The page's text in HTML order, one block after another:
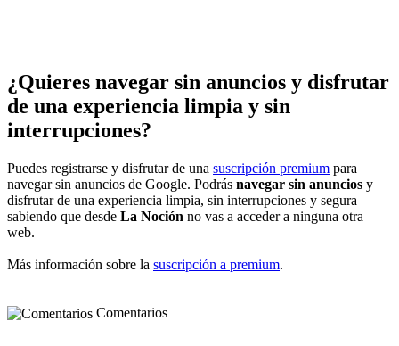
¿Quieres navegar sin anuncios y disfrutar
de una experiencia limpia y sin
interrupciones?
Puedes registrarse y disfrutar de una suscripción premium para
navegar sin anuncios de Google. Podrás navegar sin anuncios y
disfrutar de una experiencia limpia, sin interrupciones y segura
sabiendo que desde La Noción no vas a acceder a ninguna otra
web.
Más información sobre la suscripción a premium.
Comentarios